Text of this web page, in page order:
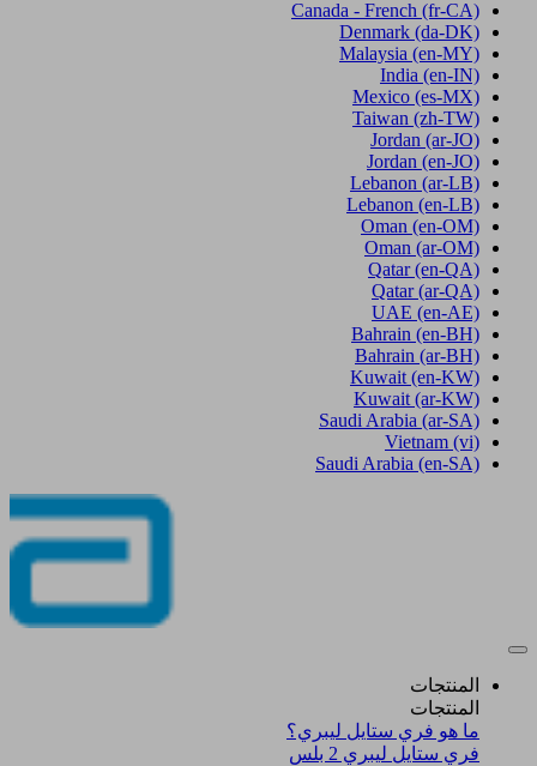
Canada - French (fr-CA)
Denmark (da-DK)
Malaysia (en-MY)
India (en-IN)
Mexico (es-MX)
Taiwan (zh-TW)
Jordan (ar-JO)
Jordan (en-JO)
Lebanon (ar-LB)
Lebanon (en-LB)
Oman (en-OM)
Oman (ar-OM)
Qatar (en-QA)
Qatar (ar-QA)
UAE (en-AE)
Bahrain (en-BH)
Bahrain (ar-BH)
Kuwait (en-KW)
Kuwait (ar-KW)
Saudi Arabia (ar-SA)
Vietnam (vi)
Saudi Arabia (en-SA)
المنتجات
المنتجات
ما هو فري ستايل ليبري؟
فري ستايل ليبري 2 بلس​